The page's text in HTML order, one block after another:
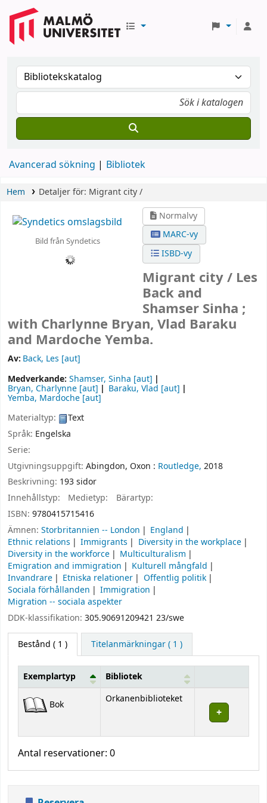
Avancerad sökning Bibliotek
Hem Detaljer för: Migrant city /
Bild från Syndetics
Normalvy
MARC-vy
ISBD-vy
Migrant city / Les
Back and
Shamser Sinha ;
with Charlynne Bryan, Vlad Baraku
and Mardoche Yemba.
Av: Back, Les [aut]
Medverkande: Shamser, Sinha [aut]
Bryan, Charlynne [aut] Baraku, Vlad [aut]
Yemba, Mardoche [aut]
Materialtyp:
Text
Språk: Engelska
Serie:
Utgivningsuppgift: Abingdon, Oxon : Routledge, 2018
Beskrivning: 193 sidor
Innehållstyp:
Medietyp:
Bärartyp:
ISBN: 9780415715416
Ämnen: Storbritannien -- London
England
Ethnic relations
Immigrants
Diversity in the workplace
Diversity in the workforce
Multiculturalism
Emigration and immigration
Kulturell mångfald
Invandrare
Etniska relationer
Offentlig politik
Sociala förhållanden
Immigration
Migration -- sociala aspekter
DDK-klassifikation: 305.90691209421 23/swe
Bestånd ( 1 ) Titelanmärkningar ( 1 )
Bestånd
Exemplartyp Bibliotek
Bok Orkanenbiblioteket
Antal reservationer: 0